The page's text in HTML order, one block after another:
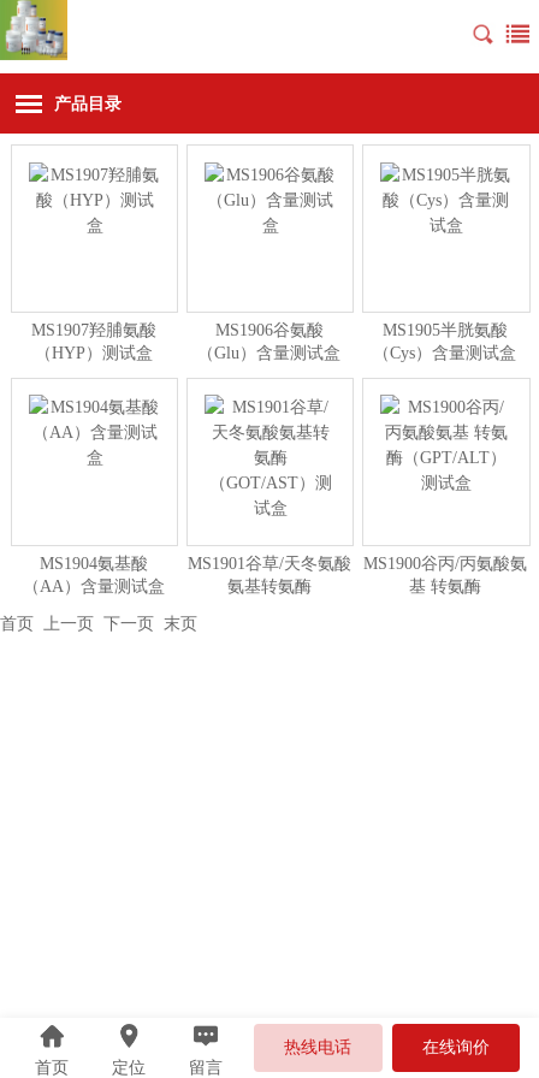
产品目录
MS1907羟脯氨酸
（HYP）测试盒
MS1906谷氨酸
（Glu）含量测试盒
MS1905半胱氨酸
（Cys）含量测试盒
MS1904氨基酸
（AA）含量测试盒
MS1901谷草/天冬氨酸
氨基转氨酶
MS1900谷丙/丙氨酸氨
基 转氨酶
首页 上一页 下一页 末页
首页 定位 留言
热线电话 在线询价